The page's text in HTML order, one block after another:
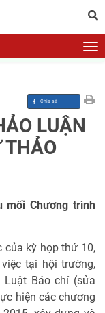
LUẬN
THẢO
Chương trình
của kỳ họp thứ 10,
tại hội trường,
Luật Báo chí (sửa
hiện các chương